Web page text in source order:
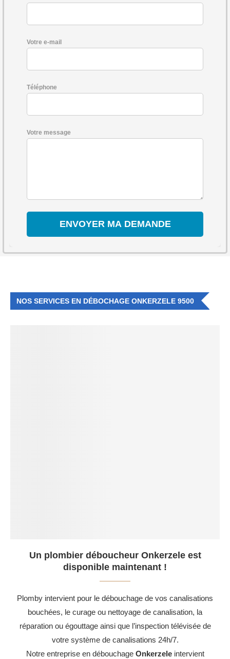
Votre e-mail
Téléphone
Votre message
NOS SERVICES EN DÉBOCHAGE ONKERZELE 9500
Un plombier déboucheur Onkerzele est
disponible maintenant !
Plomby intervient pour le débouchage de vos canalisations
bouchées, le curage ou nettoyage de canalisation, la
réparation ou égouttage ainsi que l’inspection télévisée de
votre système de canalisations 24h/7.
Notre entreprise en débouchage Onkerzeleintervient